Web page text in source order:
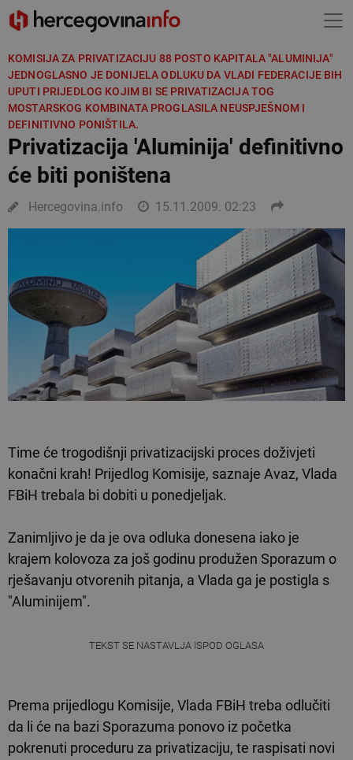
KOMISIJA ZA PRIVATIZACIJU 88 POSTO KAPITALA "ALUMINIJA"
JEDNOGLASNO JE DONIJELA ODLUKU DA VLADI FEDERACIJE BIH
UPUTI PRIJEDLOG KOJIM BI SE PRIVATIZACIJA TOG
MOSTARSKOG KOMBINATA PROGLASILA NEUSPJEŠNOM I
DEFINITIVNO PONIŠTILA.
Privatizacija 'Aluminija' definitivno
će biti poništena
Hercegovina.info 15.11.2009. 02:23
Time će trogodišnji privatizacijski proces doživjeti
konačni krah! Prijedlog Komisije, saznaje Avaz, Vlada
FBiH trebala bi dobiti u ponedjeljak.
Zanimljivo je da je ova odluka donesena iako je
krajem kolovoza za još godinu produžen Sporazum o
rješavanju otvorenih pitanja, a Vlada ga je postigla s
"Aluminijem".
TEKST SE NASTAVLJA ISPOD OGLASA
Prema prijedlogu Komisije, Vlada FBiH treba odlučiti
da li će na bazi Sporazuma ponovo iz početka
pokrenuti proceduru za privatizaciju, te raspisati novi